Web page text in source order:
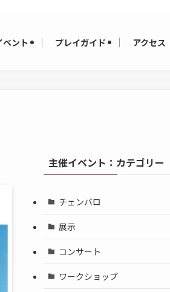
ベント プレイガイド アクセス
主催イベント：カテゴリー
チェンバロ
展示
コンサート
ワークショップ